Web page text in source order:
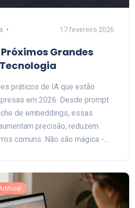
17 fevereiro 2026
Grandes
práticos de IA que estão
em 2026. Desde prompt
de embeddings, essas
precisão, reduzem
comuns. Não são mágica -